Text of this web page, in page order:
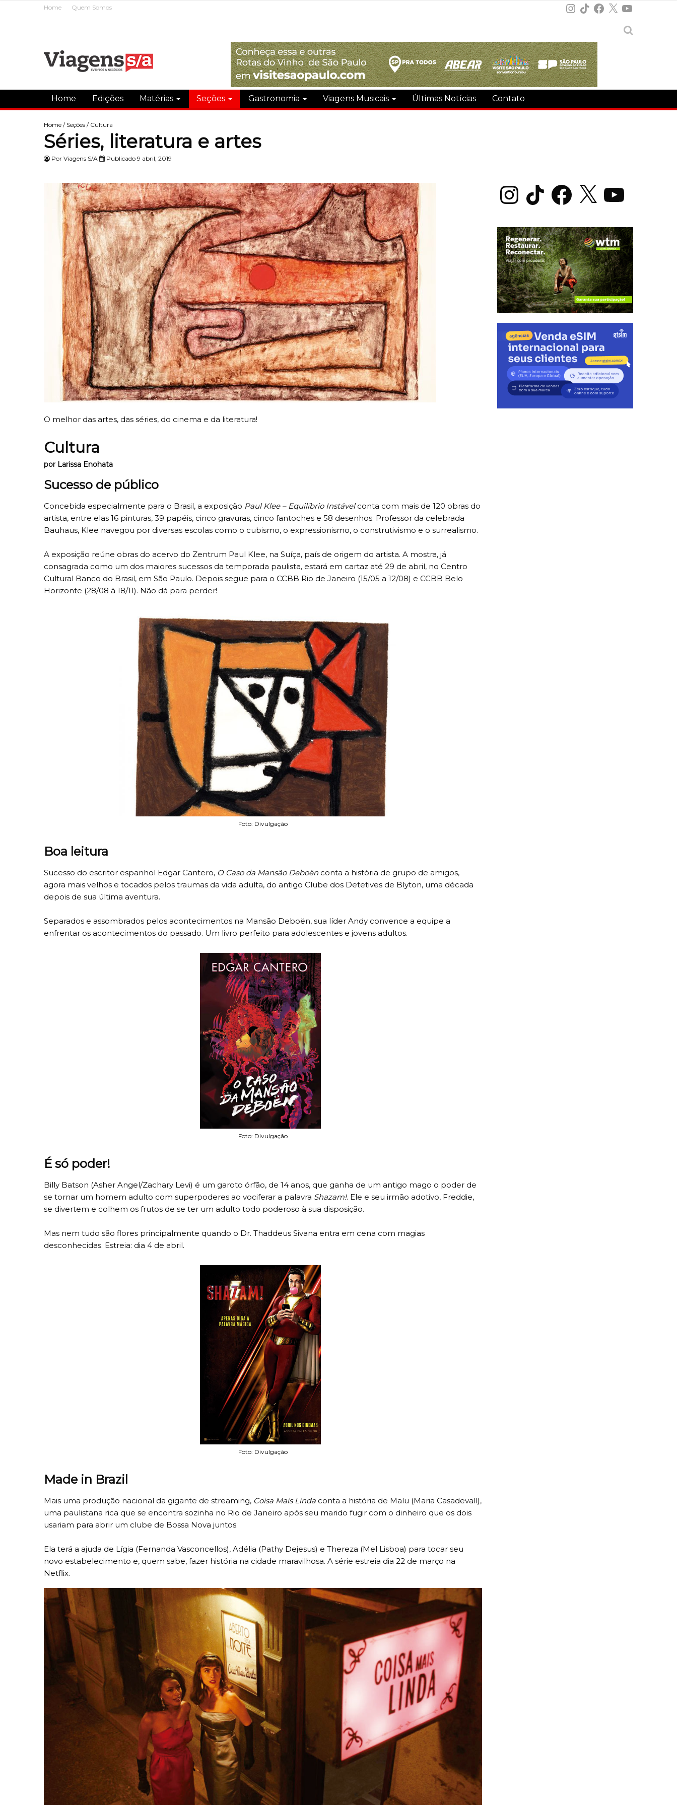
Home Quem Somos Instagram
TikTokFacebook
X YouTube
Home Edições Matérias Seções Gastronomia Viagens Musicais Últimas Notícias Contato
Home / Seções / Cultura
Séries, literatura e artes
Por Viagens S/A Publicado 9 abril, 2019
O melhor das artes, das séries, do cinema e da literatura!
Cultura
por Larissa Enohata
Sucesso de público
Concebida especialmente para o Brasil, a exposição Paul Klee – Equilíbrio Instávelconta com mais de 120 obras do
artista, entre elas 16 pinturas, 39 papéis, cinco gravuras, cinco fantoches e 58 desenhos. Professor da celebrada
Bauhaus, Klee navegou por diversas escolas como o cubismo, o expressionismo, o construtivismo e o surrealismo.
A exposição reúne obras do acervo do Zentrum Paul Klee, na Suíça, país de origem do artista. A mostra, já
consagrada como um dos maiores sucessos da temporada paulista, estará em cartaz até 29 de abril, no Centro
Cultural Banco do Brasil, em São Paulo. Depois segue para o CCBB Rio de Janeiro (15/05 a 12/08) e CCBB Belo
Horizonte (28/08 à 18/11). Não dá para perder!
Foto: Divulgação
Boa leitura
Sucesso do escritor espanhol Edgar Cantero, O Caso da Mansão Deboën conta a história de grupo de amigos,
agora mais velhos e tocados pelos traumas da vida adulta, do antigo Clube dos Detetives de Blyton, uma década
depois de sua última aventura.
Separados e assombrados pelos acontecimentos na Mansão Deboën, sua líder Andy convence a equipe a
enfrentar os acontecimentos do passado. Um livro perfeito para adolescentes e jovens adultos.
Foto: Divulgação
É só poder!
Billy Batson (Asher Angel/Zachary Levi) é um garoto órfão, de 14 anos, que ganha de um antigo mago o poder de
se tornar um homem adulto com superpoderes ao vociferar a palavra Shazam!. Ele e seu irmão adotivo, Freddie,
se divertem e colhem os frutos de se ter um adulto todo poderoso à sua disposição.
Mas nem tudo são flores principalmente quando o Dr. Thaddeus Sivana entra em cena com magias
desconhecidas. Estreia: dia 4 de abril.
Foto: Divulgação
Made in Brazil
Mais uma produção nacional da gigante de streaming, Coisa Mais Linda conta a história de Malu (Maria Casadevall),
uma paulistana rica que se encontra sozinha no Rio de Janeiro após seu marido fugir com o dinheiro que os dois
usariam para abrir um clube de Bossa Nova juntos.
Ela terá a ajuda de Lígia (Fernanda Vasconcellos), Adélia (Pathy Dejesus) e Thereza (Mel Lisboa) para tocar seu
novo estabelecimento e, quem sabe, fazer história na cidade maravilhosa. A série estreia dia 22 de março na
Netflix.
InstagramTikTok Facebook
X YouTube